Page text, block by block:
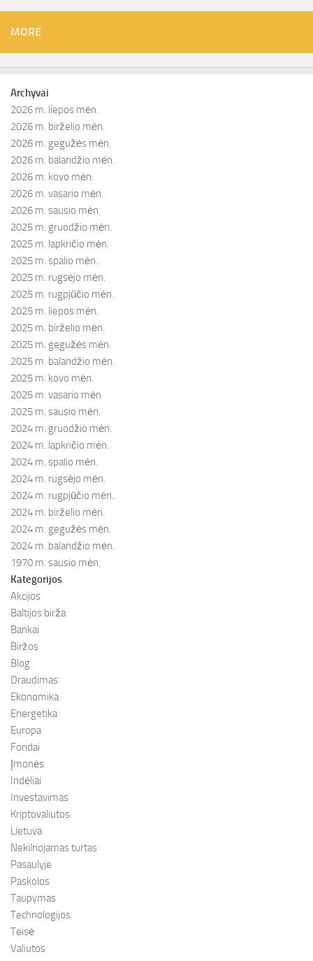
MORE
Archyvai
2026 m. liepos mėn.
2026 m. birželio mėn.
2026 m. gegužės mėn.
2026 m. balandžio mėn.
2026 m. kovo mėn.
2026 m. vasario mėn.
2026 m. sausio mėn.
2025 m. gruodžio mėn.
2025 m. lapkričio mėn.
2025 m. spalio mėn.
2025 m. rugsėjo mėn.
2025 m. rugpjūčio mėn.
2025 m. liepos mėn.
2025 m. birželio mėn.
2025 m. gegužės mėn.
2025 m. balandžio mėn.
2025 m. kovo mėn.
2025 m. vasario mėn.
2025 m. sausio mėn.
2024 m. gruodžio mėn.
2024 m. lapkričio mėn.
2024 m. spalio mėn.
2024 m. rugsėjo mėn.
2024 m. rugpjūčio mėn.
2024 m. birželio mėn.
2024 m. gegužės mėn.
2024 m. balandžio mėn.
1970 m. sausio mėn.
Kategorijos
Akcijos
Baltijos birža
Bankai
Biržos
Blog
Draudimas
Ekonomika
Energetika
Europa
Fondai
Įmonės
Indėliai
Investavimas
Kriptovaliutos
Lietuva
Nekilnojamas turtas
Pasaulyje
Paskolos
Taupymas
Technologijos
Teisė
Valiutos